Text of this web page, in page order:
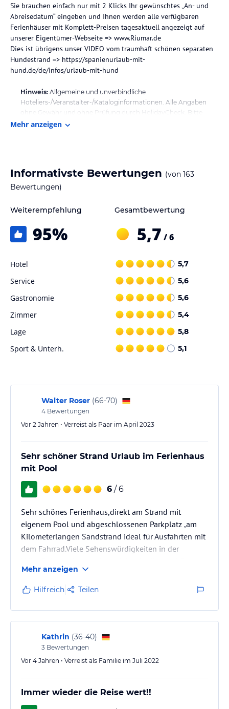
Sie brauchen einfach nur mit 2 Klicks Ihr gewünschtes „An- und
Abreisedatum“ eingeben und Ihnen werden alle verfügbaren
Ferienhäuser mit Komplett-Preisen tagesaktuell angezeigt auf
unserer Eigentümer-Webseite => www.Riumar.de
Dies ist übrigens unser VIDEO vom traumhaft schönen separaten
Hundestrand => https://spanienurlaub-mit-
hund.de/de/infos/urlaub-mit-hund
Hinweis: Allgemeine und unverbindliche
Hoteliers-/Veranstalter-/Kataloginformationen. Alle Angaben
ohne Gewähr und ohne Prüfung durch HolidayCheck. Bitte
lies vor der Buchung die verbindlichen
Mehr anzeigen
Informativste Bewertungen (von 163
Bewertungen)
Weiterempfehlung
95%
Gesamtbewertung
5,7 / 6
Hotel 5,7
Service 5,6
Gastronomie 5,6
Zimmer 5,4
Lage 5,8
Sport & Unterh. 5,1
Walter Roser (66-70)
4 Bewertungen
Vor 2 Jahren • Verreist als Paar im April 2023
Sehr schöner Strand Urlaub im Ferienhaus
mit Pool
6 / 6
Sehr schönes Ferienhaus,direkt am Strand mit
eigenem Pool und abgeschlossenen Parkplatz ,am
Kilometerlangen Sandstrand ideal für Ausfahrten mit
dem Fahrrad.Viele Sehenswürdigkeiten in der
Gegend mit einer großen Auswahl an Ferienhäusern
mit eigenen Pools
Mehr anzeigen
Hilfreich Teilen
Kathrin (36-40)
3 Bewertungen
Vor 4 Jahren • Verreist als Familie im Juli 2022
Immer wieder die Reise wert!!